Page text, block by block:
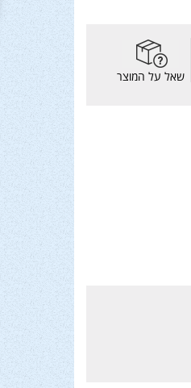
שאל על המוצר